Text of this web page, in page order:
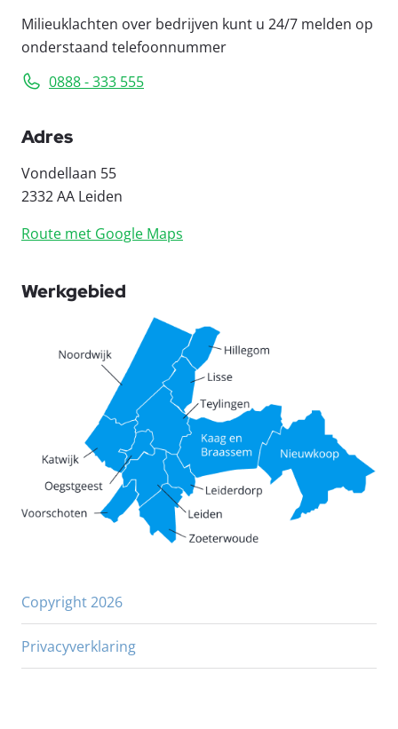
Milieuklachten over bedrijven kunt u 24/7 melden op
onderstaand telefoonnummer
0888 - 333 555
Adres
Vondellaan 55
2332 AA Leiden
Route met Google Maps
Werkgebied
Copyright 2026
Privacyverklaring